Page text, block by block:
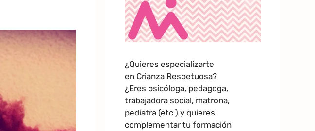
¿Quieres especializarte
en Crianza Respetuosa?
¿Eres psicóloga, pedagoga,
trabajadora social, matrona,
pediatra (etc.) y quieres
complementar tu formación